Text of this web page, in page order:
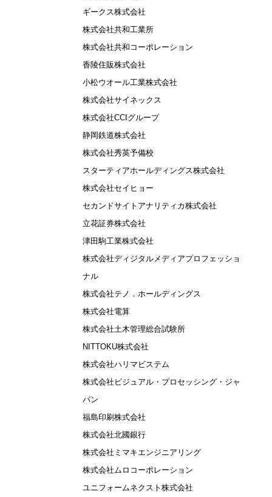
ギークス株式会社
株式会社共和工業所
株式会社共和コーポレーション
香陵住販株式会社
小松ウオール工業株式会社
株式会社サイネックス
株式会社CCIグループ
静岡鉄道株式会社
株式会社秀英予備校
スターティアホールディングス株式会社
株式会社セイヒョー
セカンドサイトアナリティカ株式会社
立花証券株式会社
津田駒工業株式会社
株式会社ディジタルメディアプロフェッショ
ナル
株式会社テノ．ホールディングス
株式会社電算
株式会社土木管理総合試験所
NITTOKU株式会社
株式会社ハリマビステム
株式会社ビジュアル・プロセッシング・ジャ
パン
福島印刷株式会社
株式会社北國銀行
株式会社ミマキエンジニアリング
株式会社ムロコーポレーション
ユニフォームネクスト株式会社